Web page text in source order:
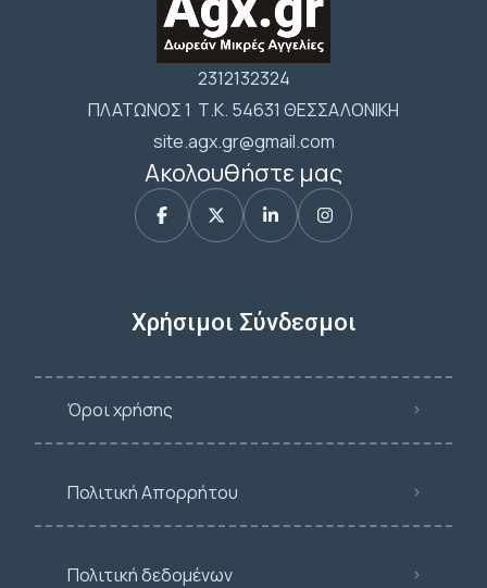
2312132324
ΠΛΑΤΩΝΟΣ 1 Τ.Κ. 54631 ΘΕΣΣΑΛΟΝΙΚΗ
site.agx.gr@gmail.com
Ακολουθήστε μας
Χρήσιμοι Σύνδεσμοι
Όροι χρήσης
Πολιτική Απορρήτου
Πολιτική δεδομένων